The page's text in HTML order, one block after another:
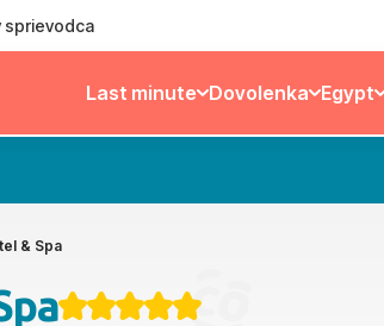
sprievodca
Last minute Dovolenka Egypt
& Spa